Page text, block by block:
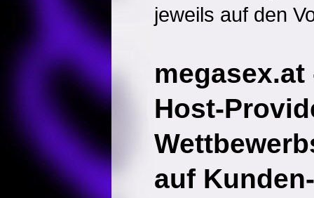
jeweils auf den
Host-
auf